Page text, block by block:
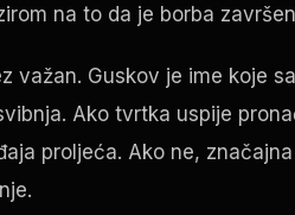
na to da je borba
važan. Guskov je ime koje
Ako tvrtka uspije
proljeća. Ako ne,